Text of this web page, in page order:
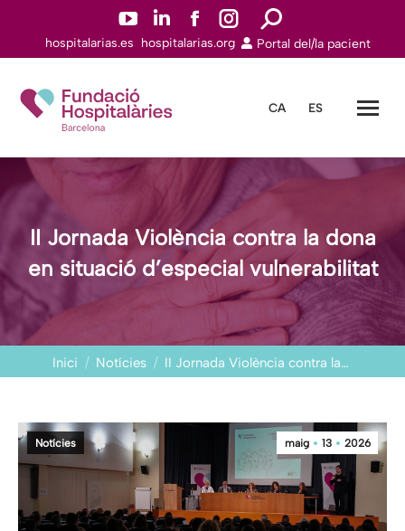
YouTube
page
in
window
Linkedin
page
window
Facebook
page
window
Instagram
page
window
Search:
hospitalarias.es hospitalarias.org Portal del/la pacient
CA ES
II Jornada Violència contra la dona
en situació d’especial vulnerabilitat
You are here:
Inici Notícies II Jornada Violència contra la…
maig 13 2026
Notícies